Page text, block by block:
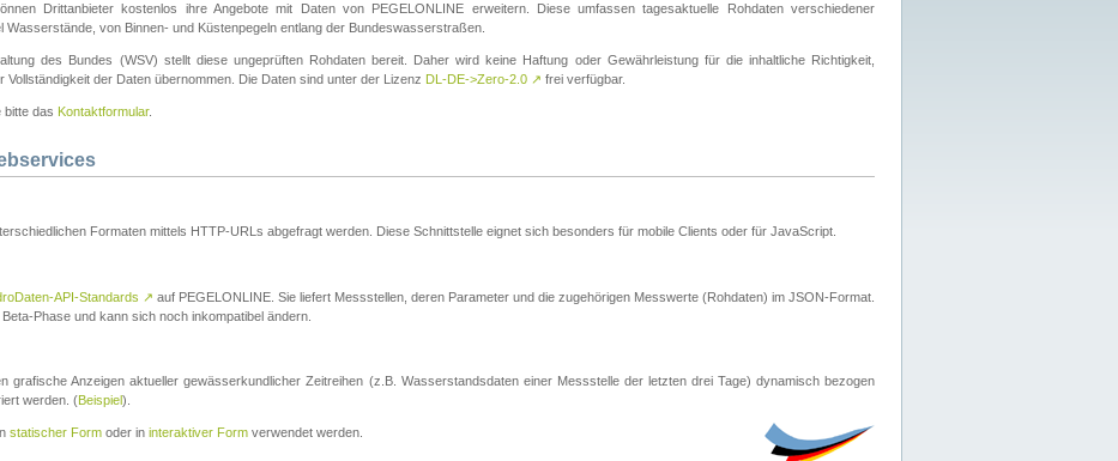
Drittanbieter kostenlos ihre Angebote mit Daten von PEGELONLINE erweitern. Diese umfassen tagesaktuelle Rohdaten verschiedener
von Binnen- und Küstenpegeln entlang der Bundeswasserstraßen.
des Bundes (WSV) stellt diese ungeprüften Rohdaten bereit. Daher wird keine Haftung oder Gewährleistung für die inhaltliche Richtigkeit,
der Daten übernommen. Die Daten sind unter der Lizenz DL-DE->Zero-2.0 ↗ frei verfügbar.
bitte das Kontaktformular.
Formaten mittels HTTP-URLs abgefragt werden. Diese Schnittstelle eignet sich besonders für mobile Clients oder für JavaScript.
API-Standards ↗ auf PEGELONLINE. Sie liefert Messstellen, deren Parameter und die zugehörigen Messwerte (Rohdaten) im JSON-Format.
Phase und kann sich noch inkompatibel ändern.
grafische Anzeigen aktueller gewässerkundlicher Zeitreihen (z.B. Wasserstandsdaten einer Messstelle der letzten drei Tage) dynamisch bezogen
werden. (Beispiel).
statischer Form oder in interaktiver Form verwendet werden.